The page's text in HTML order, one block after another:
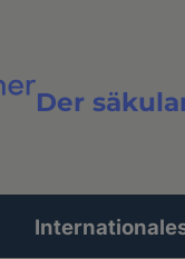
Der
Volltextsuche